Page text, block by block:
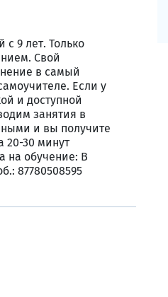
9 лет. Только
Свой
в самый
Если у
и доступной
занятия в
и вы получите
20-30 минут
на обучение: В
87780508595